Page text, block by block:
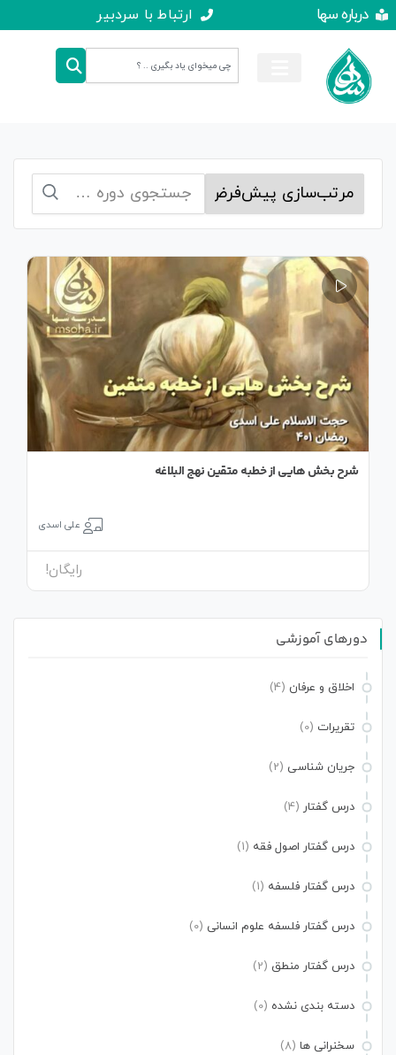
درباره سها ارتباط با سردبیر
شرح بخش هایی از خطبه متقین نهج البلاغه
علی اسدی
رایگان!
دورهای آموزشی
اخلاق و عرفان (4)
تقریرات (0)
جریان شناسی (2)
درس گفتار (4)
درس گفتار اصول فقه (1)
درس گفتار فلسفه (1)
درس گفتار فلسفه علوم انسانی (0)
درس گفتار منطق (2)
دسته بندی نشده (0)
سخنرانی ها (8)